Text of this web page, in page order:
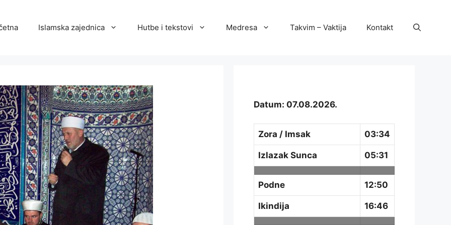
Islamska zajednica Hutbe i tekstovi Medresa Takvim – Vaktija Kontakt
Datum: 07.08.2026.
Zora / Imsak 03:34
Izlazak Sunca 05:31
Podne 12:50
Ikindija 16:46